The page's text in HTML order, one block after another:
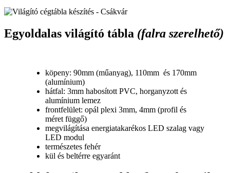
Egyoldalas világító tábla (falra szerelhető)
köpeny: 90mm (műanyag), 110mm és 170mm
(alumínium)
hátfal: 3mm habosított PVC, horganyzott és
alumínium lemez
frontfelület: opál plexi 3mm, 4mm (profil és
méret függő)
megvilágítása energiatakarékos LED szalag vagy
LED modul
természetes fehér
kül és beltérre egyaránt